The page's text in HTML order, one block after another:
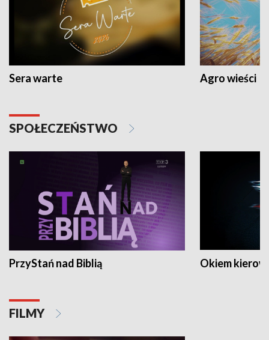
Sera warte Agro wieści
SPOŁECZEŃSTWO
PrzyStań nad Biblią Okiem
FILMY